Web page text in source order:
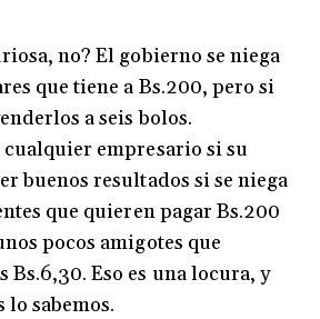
no? El gobierno se niega
que tiene a Bs.200, pero si
a seis bolos.
cualquier empresario si su
buenos resultados si se niega
que quieren pagar Bs.200
pocos amigotes que
Bs.6,30. Eso es una locura, y
lo sabemos.